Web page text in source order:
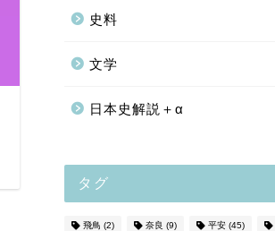
史料
文学
日本史解説＋α
タグ
飛鳥 (2) 奈良 (9) 平安(45)